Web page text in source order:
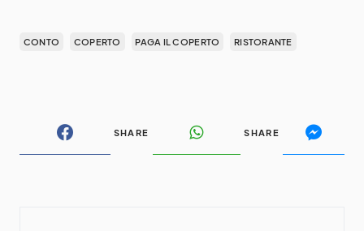
CONTO COPERTO PAGA IL COPERTO RISTORANTE
SHARE SHARE